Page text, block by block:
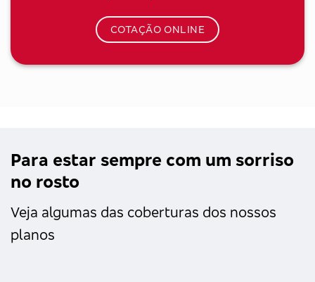
COTAÇÃO ONLINE
Para estar sempre com um sorriso
no rosto
Veja algumas das coberturas dos nossos
planos